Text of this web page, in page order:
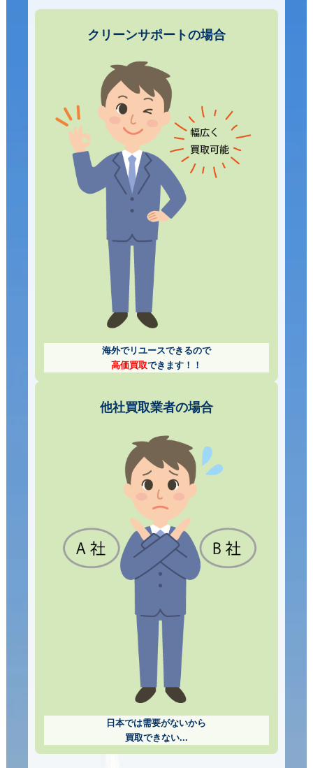
クリーンサポートの場合
海外でリユースできるので
高価買取できます！！
他社買取業者の場合
日本では需要がないから
買取できない...